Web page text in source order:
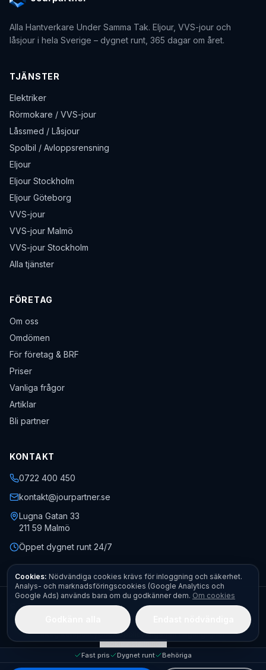
Alla Hantverkare Under Samma Tak. Eljour, VVS-jour och
låsjour i hela Sverige – dygnet runt, 365 dagar om året.
TJÄNSTER
Elektriker
Rörmokare / VVS-jour
Låssmed / Låsjour
Spolbil / Avloppsrensning
Eljour
Eljour Stockholm
Eljour Göteborg
VVS-jour
VVS-jour Malmö
VVS-jour Stockholm
Alla tjänster
FÖRETAG
Om oss
Omdömen
För företag & BRF
Priser
Vanliga frågor
Artiklar
Bli partner
KONTAKT
0722 400 450
kontakt@jourpartner.se
Lugna Gatan 33
211 59 Malmö
Öppet dygnet runt 24/7
2026 Jourpartner AB· Org.nr559451-0470· Alla rättigheter
förbehållna.
Kontakt
Fota felet – få pris direkt
Allmänna villkor
IntegritetspolicyCookiepolicyÅngerrättTillgänglighet
Cookieinställningar
Fast pris Dygnet runt Behöriga
Cookies: Nödvändiga cookies krävs för inloggning och säkerhet.
Analys- och marknadsföringscookies (Google Analytics och
Google Ads) används bara om du godkänner dem. Om cookies